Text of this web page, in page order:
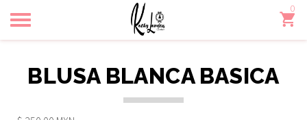
Toggle
navigation
0
BLUSA BLANCA BASICA